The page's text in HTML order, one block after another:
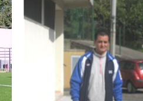
a